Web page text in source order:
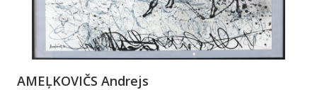
AMEĻKOVIČS Andrejs